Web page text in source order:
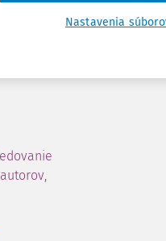
prístup na 10
obsahu:
Nastavenia